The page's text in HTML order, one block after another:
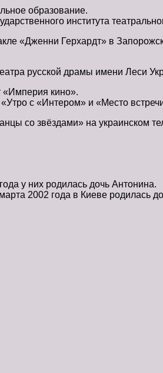
образование.
института
«Дженни Герхардт» в
русской драмы имени Леси
«Империя кино».
с «Интером» и «Место
со звёздами» на украинском
у них родилась дочь Антонина.
2002 года в Киеве родилась